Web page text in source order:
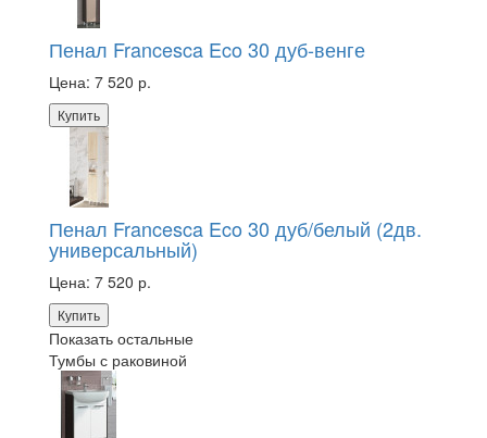
Пенал Francesca Eco 30 дуб-венге
Цена: 7 520 р.
Купить
Пенал Francesca Eco 30 дуб/белый (2дв.
универсальный)
Цена: 7 520 р.
Купить
Показать остальные
Тумбы с раковиной